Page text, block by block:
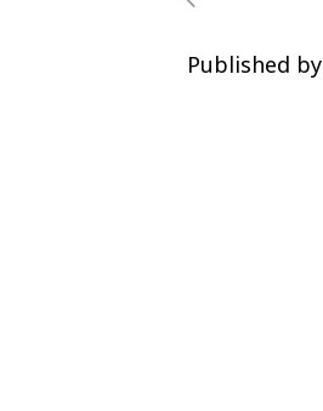
Published by